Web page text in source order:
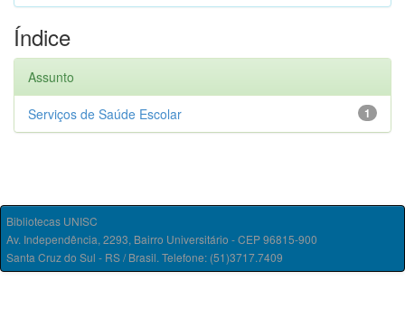
Índice
Assunto
1
Serviços de Saúde Escolar
Bibliotecas UNISC
Av. Independência, 2293, Bairro Universitário - CEP 96815-900
Santa Cruz do Sul - RS / Brasil. Telefone: (51)3717.7409